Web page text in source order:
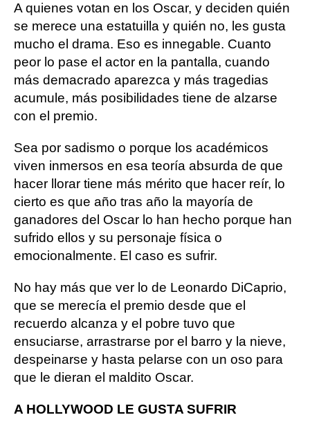
A quienes votan en los Oscar, y deciden quién
se merece una estatuilla y quién no, les gusta
mucho el drama. Eso es innegable. Cuanto
peor lo pase el actor en la pantalla, cuando
más demacrado aparezca y más tragedias
acumule, más posibilidades tiene de alzarse
con el premio.
Sea por sadismo o porque los académicos
viven inmersos en esa teoría absurda de que
hacer llorar tiene más mérito que hacer reír, lo
cierto es que año tras año la mayoría de
ganadores del Oscar lo han hecho porque han
sufrido ellos y su personaje física o
emocionalmente. El caso es sufrir.
No hay más que ver lo de Leonardo DiCaprio,
que se merecía el premio desde que el
recuerdo alcanza y el pobre tuvo que
ensuciarse, arrastrarse por el barro y la nieve,
despeinarse y hasta pelarse con un oso para
que le dieran el maldito Oscar.
A HOLLYWOOD LE GUSTA SUFRIR